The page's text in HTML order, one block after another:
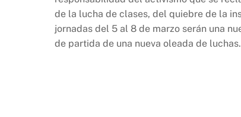
de la lucha de clases, del quiebre de la
jornadas del 5 al 8 de marzo serán una
de partida de una nueva oleada de luchas.